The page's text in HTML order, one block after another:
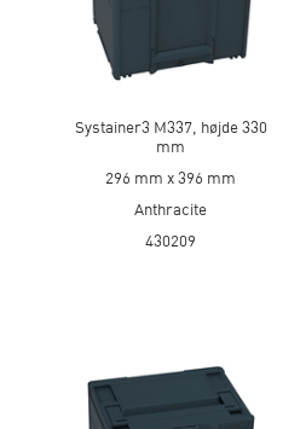
Systainer3 M337, højde 330
mm
296 mm x 396 mm
Anthracite
430209